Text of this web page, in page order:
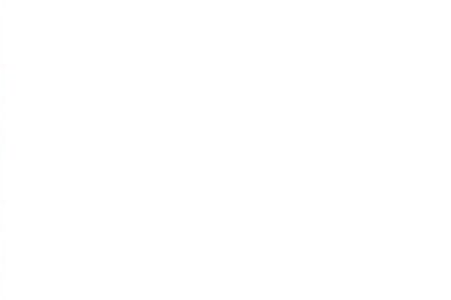
o fent-hi lliscar el dit.